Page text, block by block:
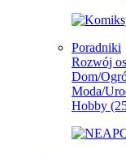
Poradniki
Rozwój
Dom/
Moda/
Hobby